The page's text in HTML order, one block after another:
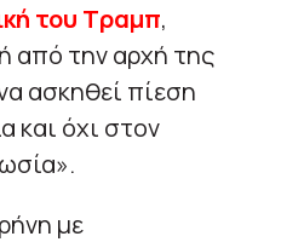
του Τραμπ,
από την αρχή της
ασκηθεί πίεση
και όχι στον
με